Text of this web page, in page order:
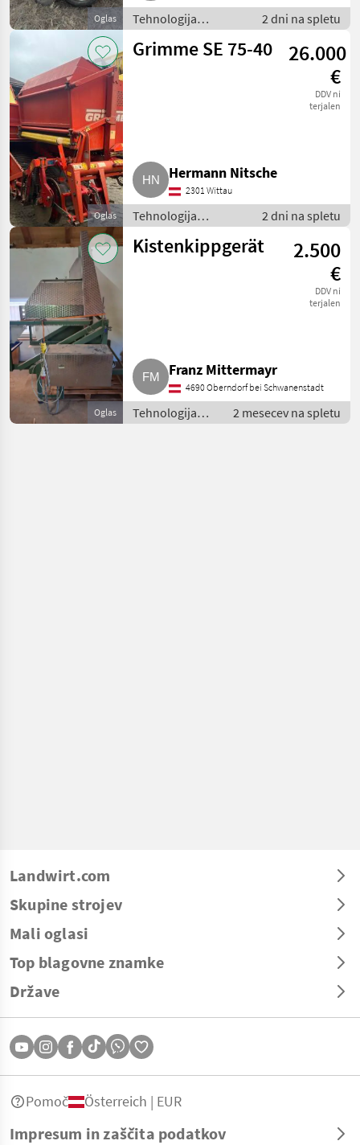
Oglas
Tehnologija
krompirja / Druga
tehnologija
2 dni na spletu
Oglas
Grimme SE 75-40
26.000
€
DDV ni
terjalen
Hermann Nitsche
2301 Wittau
Tehnologija
krompirja / Druga
tehnologija
2 dni na spletu
Oglas
Kistenkippgerät
2.500
€
DDV ni
terjalen
Franz Mittermayr
4690 Oberndorf bei Schwanenstadt
Tehnologija
krompirja /
2 mesecev na spletu
Landwirt.com
Skupine strojev
Mali oglasi
Top blagovne znamke
Države
Impresum in zaščita podatkov
Pomoč Österreich | EUR